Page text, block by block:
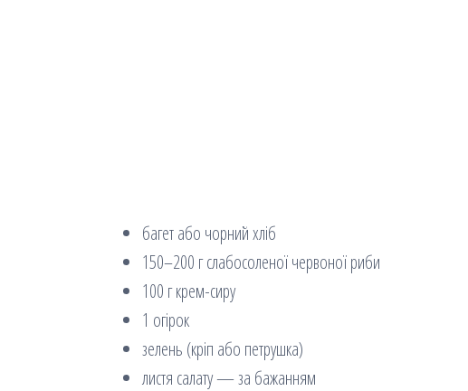
багет або чорний хліб
150–200 г слабосоленої червоної риби
100 г крем-сиру
1 огірок
зелень (кріп або петрушка)
листя салату — за бажанням